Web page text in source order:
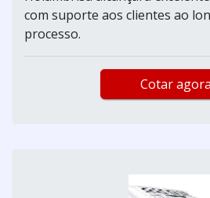
com suporte aos clientes ao
processo.
Cotar agora